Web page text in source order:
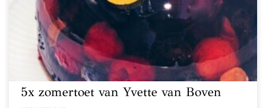
5x zomertoet van Yvette van Boven